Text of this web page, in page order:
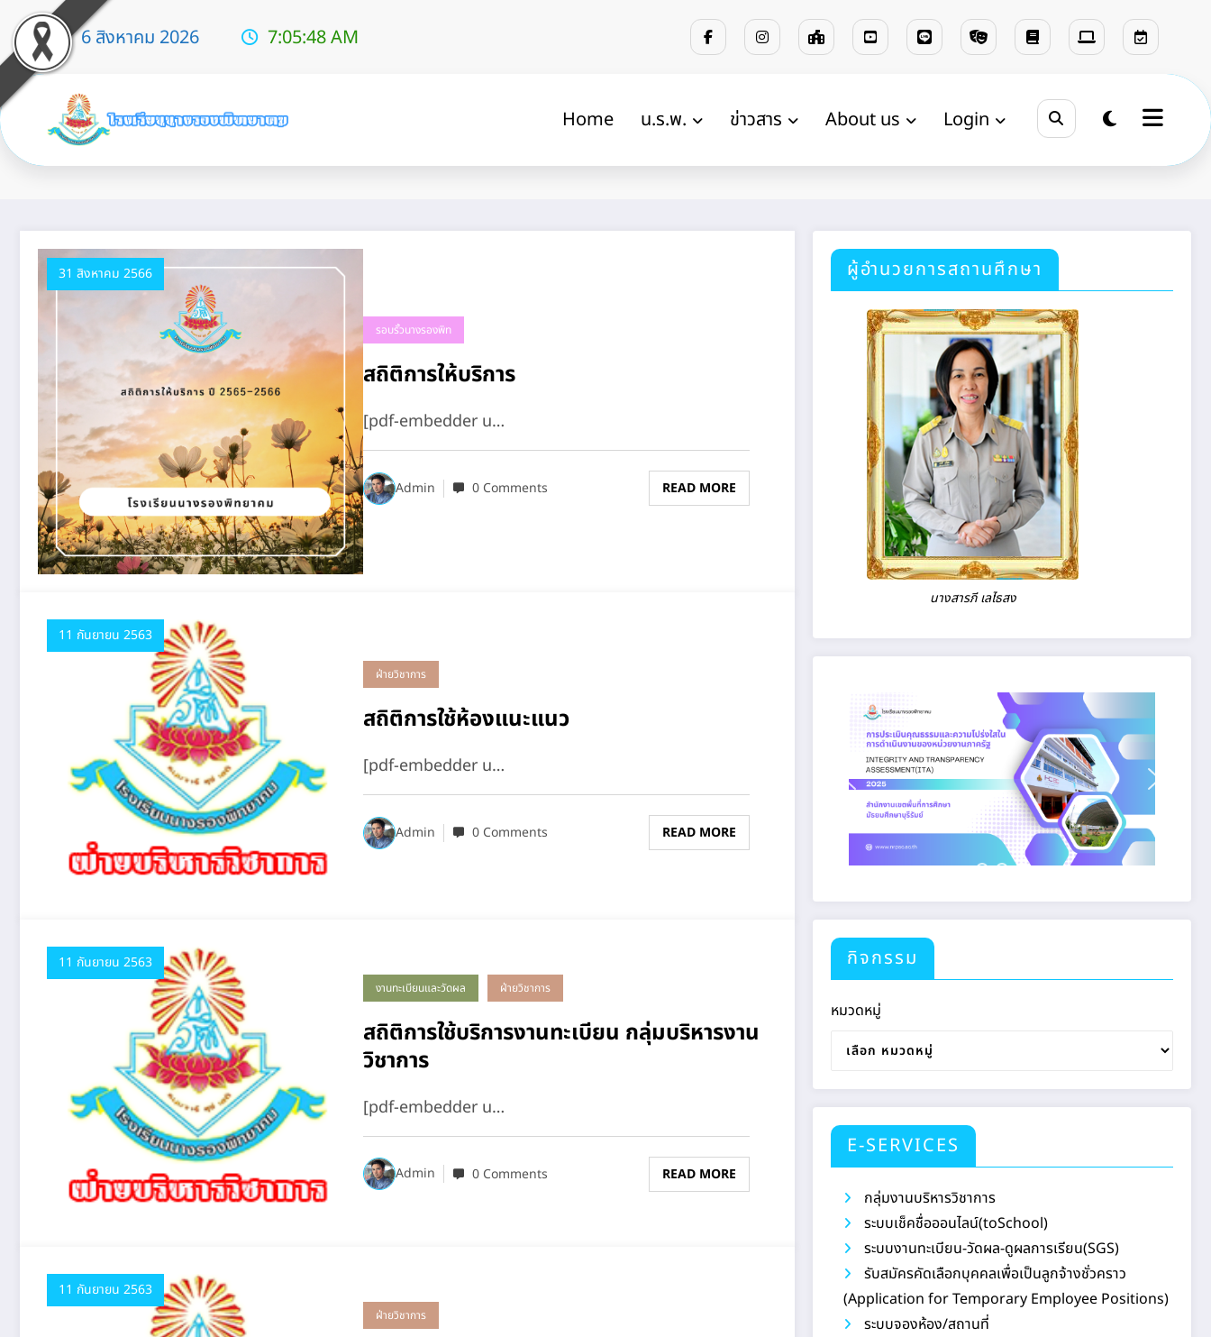
6 สิงหาคม 2026 7:05:50 AM
Home น.ร.พ. ข่าวสาร About us Login
Tag: สถิติ
31 สิงหาคม 2566
รอบรั้วนางรองพิท
สถิติการให้บริการ
[pdf-embedder u…
Admin 0 Comments READ MORE
11 กันยายน 2563
ฝ่ายวิชาการ
สถิติการใช้ห้องแนะแนว
[pdf-embedder u…
Admin 0 Comments READ MORE
11 กันยายน 2563
งานทะเบียนและวัดผล ฝ่ายวิชาการ
สถิติการใช้บริการงานทะเบียน กลุ่มบริหารงาน
วิชาการ
[pdf-embedder u…
Admin 0 Comments READ MORE
11 กันยายน 2563
ฝ่ายวิชาการ
ผู้อำนวยการสถานศึกษา
นางสารภี เลไธสง
กิจกรรม
หมวดหมู่
E-SERVICES
กลุ่มงานบริหารวิชาการ
ระบบเช็คชื่อออนไลน์(toSchool)
ระบบงานทะเบียน-วัดผล-ดูผลการเรียน(SGS)
รับสมัครคัดเลือกบุคคลเพื่อเป็นลูกจ้างชั่วคราว
(Application for Temporary Employee Positions)
ระบบจองห้อง/สถานที่